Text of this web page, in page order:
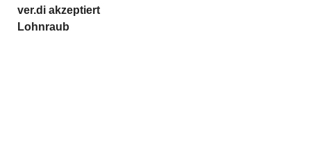
ver.di akzeptiert
Lohnraub